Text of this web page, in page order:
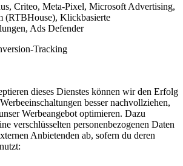
Criteo, Meta-Pixel, Microsoft Advertising,
(RTBHouse), Klickbasierte
Ads Defender
Tracking
dieses Dienstes können wir den Erfolg
besser nachvollziehen,
Werbeangebot optimieren. Dazu
verschlüsselten personenbezogenen Daten
Anbietenden ab, sofern du deren